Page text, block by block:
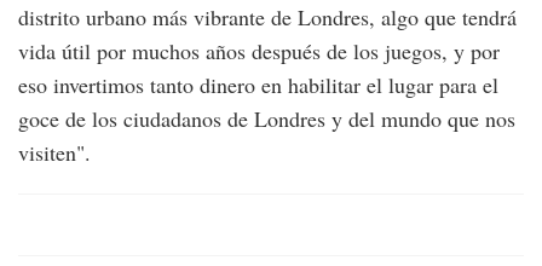
distrito urbano más vibrante de Londres, algo que tendrá
vida útil por muchos años después de los juegos, y por
eso invertimos tanto dinero en habilitar el lugar para el
goce de los ciudadanos de Londres y del mundo que nos
visiten".